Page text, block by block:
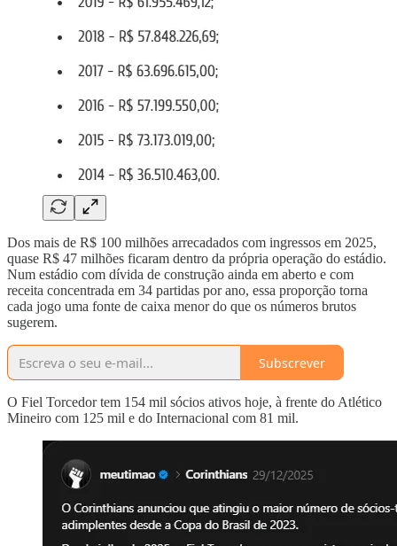
Dos mais de R$ 100 milhões arrecadados com ingressos em 2025,
quase R$ 47 milhões ficaram dentro da própria operação do estádio.
Num estádio com dívida de construção ainda em aberto e com
receita concentrada em 34 partidas por ano, essa proporção torna
cada jogo uma fonte de caixa menor do que os números brutos
sugerem.
Subscrever
O Fiel Torcedor tem 154 mil sócios ativos hoje, à frente do Atlético
Mineiro com 125 mil e do Internacional com 81 mil.